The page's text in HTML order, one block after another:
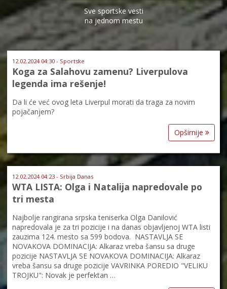
Sve sportske vesti
na jednom mestu
12.02.2024 04:30 - Sportske
Koga za Salahovu zamenu? Liverpulova
legenda ima rešenje!
Da li će već ovog leta Liverpul morati da traga za novim
pojačanjem?
Opširnije
12.02.2024 04:23 - Srbija Danas
WTA LISTA: Olga i Natalija napredovale po
tri mesta
Najbolje rangirana srpska teniserka Olga Danilović
napredovala je za tri pozicije i na danas objavljenoj WTA listi
zauzima 124. mesto sa 599 bodova. NASTAVLJA SE
NOVAKOVA DOMINACIJA: Alkaraz vreba šansu sa druge
pozicije NASTAVLJA SE NOVAKOVA DOMINACIJA: Alkaraz
vreba šansu sa druge pozicije VAVRINKA POREDIO "VELIKU
TROJKU": Novak je perfektan …